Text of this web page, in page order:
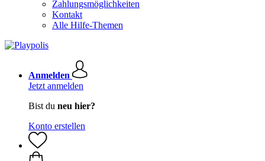
Zahlungsmöglichkeiten
Kontakt
Alle Hilfe-Themen
Anmelden
Jetzt anmelden
Bist du neu hier?
Konto erstellen